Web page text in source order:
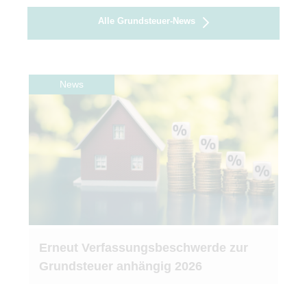
Alle Grundsteuer-News
News
Erneut Verfassungsbeschwerde zur
Grundsteuer anhängig 2026